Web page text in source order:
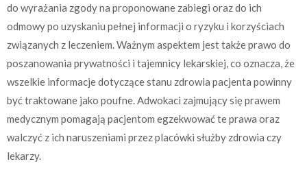
do wyrażania zgody na proponowane zabiegi oraz do ich
odmowy po uzyskaniu pełnej informacji o ryzyku i korzyściach
związanych z leczeniem. Ważnym aspektem jest także prawo do
poszanowania prywatności i tajemnicy lekarskiej, co oznacza, że
wszelkie informacje dotyczące stanu zdrowia pacjenta powinny
być traktowane jako poufne. Adwokaci zajmujący się prawem
medycznym pomagają pacjentom egzekwować te prawa oraz
walczyć z ich naruszeniami przez placówki służby zdrowia czy
lekarzy.